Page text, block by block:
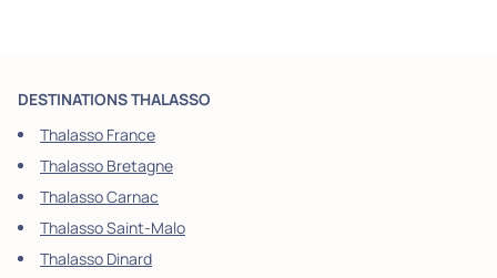
DESTINATIONS THALASSO
Thalasso France
Thalasso Bretagne
Thalasso Carnac
Thalasso Saint-Malo
Thalasso Dinard